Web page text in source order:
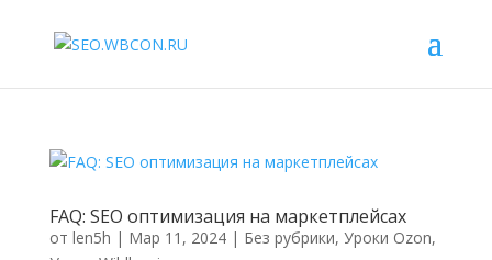
FAQ: SEO оптимизация на маркетплейсах
от len5h | Мар 11, 2024| Без рубрики, Уроки Ozon,